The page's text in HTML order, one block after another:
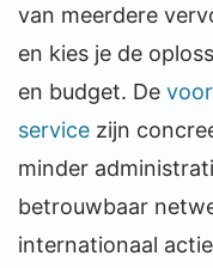
van meerdere
en kies je de
en budget. De
service zijn
minder
betrouwbaar
internationaal